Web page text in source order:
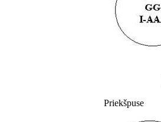
Priekšpuse